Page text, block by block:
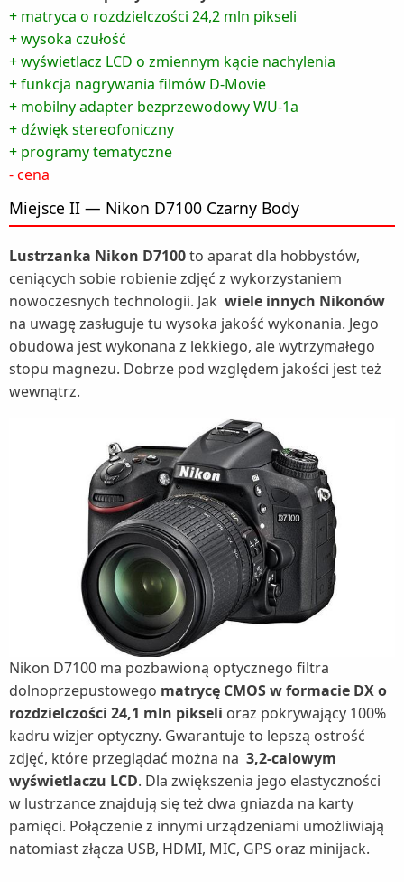
+ matryca o rozdzielczości 24,2 mln pikseli
+ wysoka czułość
+ wyświetlacz LCD o zmiennym kącie nachylenia
+ funkcja nagrywania filmów D-Movie
+ mobilny adapter bezprzewodowy WU-1a
+ dźwięk stereofoniczny
+ programy tematyczne
- cena
Miejsce II — Nikon D7100 Czarny Body
Lustrzanka Nikon D7100to aparat dla hobbystów,
ceniących sobie robienie zdjęć z wykorzystaniem
nowoczesnych technologii. Jak wiele innych Nikonów
na uwagę zasługuje tu wysoka jakość wykonania. Jego
obudowa jest wykonana z lekkiego, ale wytrzymałego
stopu magnezu. Dobrze pod względem jakości jest też
wewnątrz.
Nikon D7100 ma pozbawioną optycznego filtra
dolnoprzepustowego matrycę CMOS w formacie DX o
rozdzielczości 24,1 mln pikseli oraz pokrywający 100%
kadru wizjer optyczny. Gwarantuje to lepszą ostrość
zdjęć, które przeglądać można na 3,2-calowym
wyświetlaczu LCD. Dla zwiększenia jego elastyczności
w lustrzance znajdują się też dwa gniazda na karty
pamięci. Połączenie z innymi urządzeniami umożliwiają
natomiast złącza USB, HDMI, MIC, GPS oraz minijack.